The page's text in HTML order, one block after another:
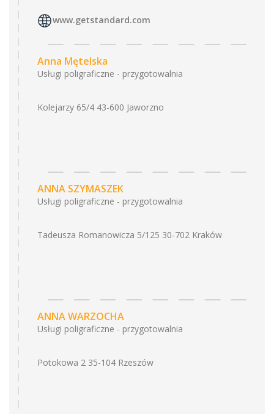
www.getstandard.com
Anna Mętelska
Usługi poligraficzne - przygotowalnia
Kolejarzy 65/4 43-600 Jaworzno
ANNA SZYMASZEK
Usługi poligraficzne - przygotowalnia
Tadeusza Romanowicza 5/125 30-702 Kraków
ANNA WARZOCHA
Usługi poligraficzne - przygotowalnia
Potokowa 2 35-104 Rzeszów